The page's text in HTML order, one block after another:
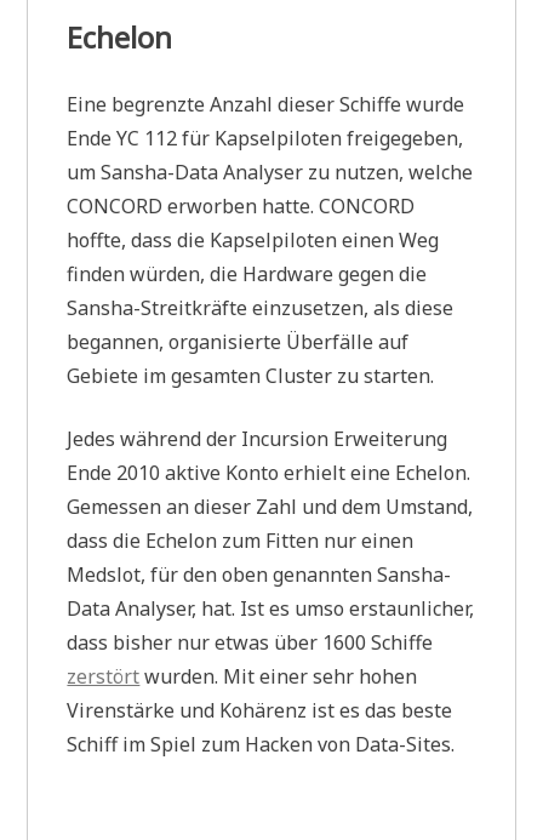
Echelon
Eine begrenzte Anzahl dieser Schiffe wurde
Ende YC 112 für Kapselpiloten freigegeben,
um Sansha-Data Analyser zu nutzen, welche
CONCORD erworben hatte. CONCORD
hoffte, dass die Kapselpiloten einen Weg
finden würden, die Hardware gegen die
Sansha-Streitkräfte einzusetzen, als diese
begannen, organisierte Überfälle auf
Gebiete im gesamten Cluster zu starten.
Jedes während der Incursion Erweiterung
Ende 2010 aktive Konto erhielt eine Echelon.
Gemessen an dieser Zahl und dem Umstand,
dass die Echelon zum Fitten nur einen
Medslot, für den oben genannten Sansha-
Data Analyser, hat. Ist es umso erstaunlicher,
dass bisher nur etwas über 1600 Schiffe
zerstörtwurden. Mit einer sehr hohen
Virenstärke und Kohärenz ist es das beste
Schiff im Spiel zum Hacken von Data-Sites.